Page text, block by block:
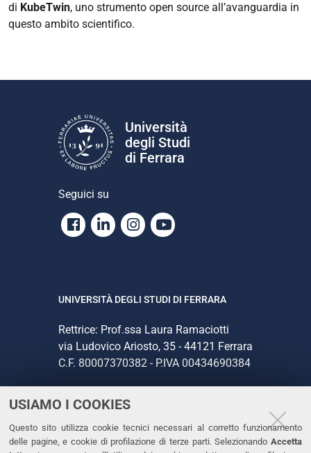
USIAMO I COOKIES
Questo sito utilizza cookie tecnici necessari al corretto funzionamento
delle pagine, e cookie di profilazione di terze parti. Selezionando Accetta
di KubeTwin, uno strumento open source all’avanguardia in
questo ambito scientifico.
Università
degli Studi
di Ferrara
Seguici su
Facebook
LinkedinInstagram
Youtube
UNIVERSITÀ DEGLI STUDI DI FERRARA
Rettrice: Prof.ssa Laura Ramaciotti
via Ludovico Ariosto, 35 - 44121 Ferrara
C.F. 80007370382 - P.IVA 00434690384
CONTATTI
Tel. +39 0532 293111
Fax. +39 0532 293031